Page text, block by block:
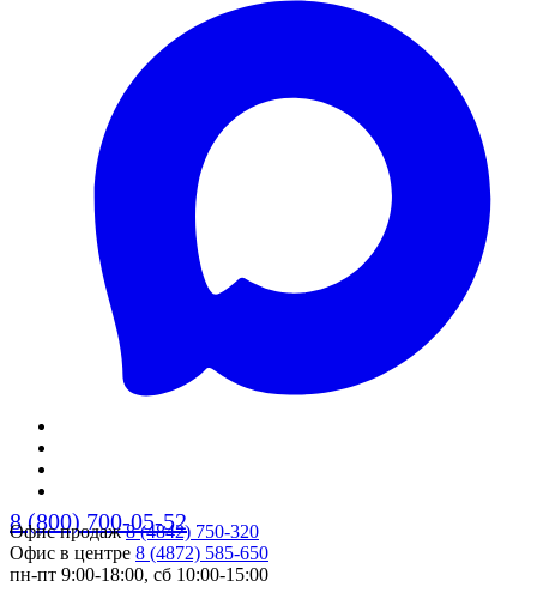
8 (800) 700-05-52
Офис продаж8 (4842) 750-320
Офис в центре 8 (4872) 585-650
пн-пт 9:00-18:00, сб 10:00-15:00